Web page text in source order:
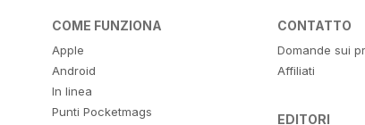
COME FUNZIONA
Apple
Android
In linea
Punti Pocketmags
CONTATTO
Domande sui
Affiliati
EDITORI